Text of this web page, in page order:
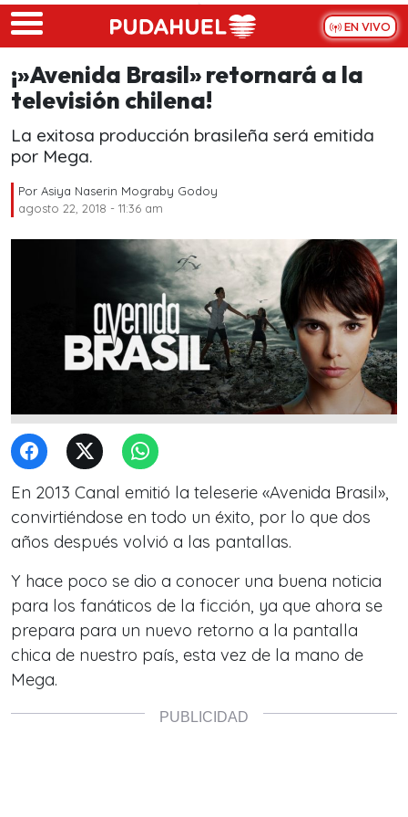
Skip to main content
EN VIVO
¡»Avenida Brasil» retornará a la
televisión chilena!
La exitosa producción brasileña será emitida
por Mega.
Por Asiya Naserin Mograby Godoy
agosto 22, 2018 - 11:36 am
En 2013 Canal emitió la teleserie «Avenida Brasil»,
convirtiéndose en todo un éxito, por lo que dos
años después volvió a las pantallas.
Y hace poco se dio a conocer una buena noticia
para los fanáticos de la ficción, ya que ahora se
prepara para un nuevo retorno a la pantalla
chica de nuestro país, esta vez de la mano de
Mega.